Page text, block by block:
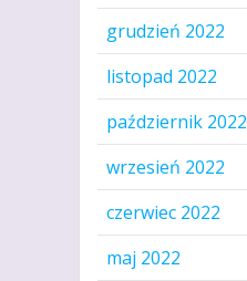
grudzień 2022
listopad 2022
październik 2022
wrzesień 2022
czerwiec 2022
maj 2022